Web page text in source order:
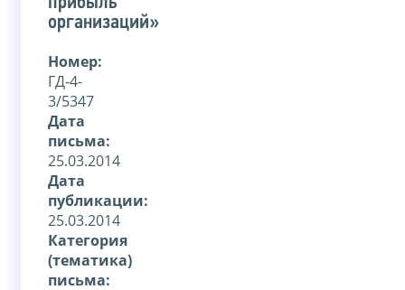
организаций»
Номер:
ГД-4-
3/5347
Дата
письма:
25.03.2014
Дата
публикации:
25.03.2014
Категория
(тематика)
письма: